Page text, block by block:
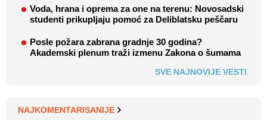
Voda, hrana i oprema za one na terenu: Novosadski
studenti prikupljaju pomoć za Deliblatsku peščaru
Posle požara zabrana gradnje 30 godina?
Akademski plenum traži izmenu Zakona o šumama
SVE NAJNOVIJE VESTI
NAJKOMENTARISANIJE